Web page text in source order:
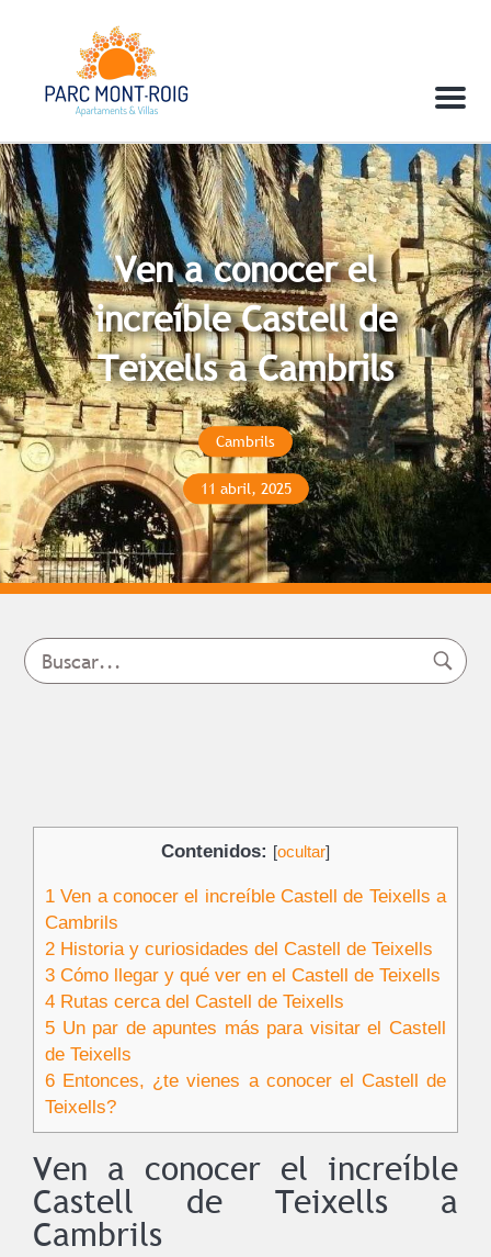
Menu
Ven a conocer el
increíble Castell de
Teixells a Cambrils
Cambrils
11 abril, 2025
Contenidos: [ocultar]
1 Ven a conocer el increíble Castell de Teixells a
Cambrils
2 Historia y curiosidades del Castell de Teixells
3 Cómo llegar y qué ver en el Castell de Teixells
4 Rutas cerca del Castell de Teixells
5 Un par de apuntes más para visitar el Castell
de Teixells
6 Entonces, ¿te vienes a conocer el Castell de
Teixells?
Ven a conocer el increíble
Castell de Teixells a
Cambrils